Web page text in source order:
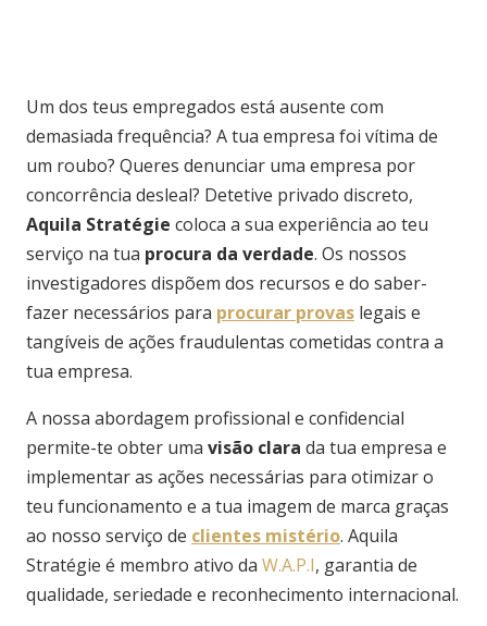
Um dos teus empregados está ausente com
demasiada frequência? A tua empresa foi vítima de
um roubo? Queres denunciar uma empresa por
concorrência desleal? Detetive privado discreto,
Aquila Stratégie coloca a sua experiência ao teu
serviço na tua procura da verdade. Os nossos
investigadores dispõem dos recursos e do saber-
fazer necessários para procurar provas legais e
tangíveis de ações fraudulentas cometidas contra a
tua empresa.
A nossa abordagem profissional e confidencial
permite-te obter uma visão clara da tua empresa e
implementar as ações necessárias para otimizar o
teu funcionamento e a tua imagem de marca graças
ao nosso serviço de clientes mistério. Aquila
Stratégie é membro ativo da W.A.P.I, garantia de
qualidade, seriedade e reconhecimento internacional.